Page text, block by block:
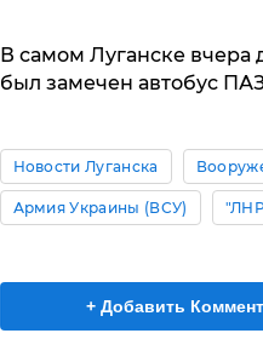
В самом Луганске вчера
был замечен автобус
Новости Луганска
Армия Украины (ВСУ)
+ Добавить